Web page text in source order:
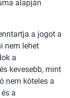
alapján
a jogot a
nem lehet
a
kevesebb, mint
nem köteles a
a